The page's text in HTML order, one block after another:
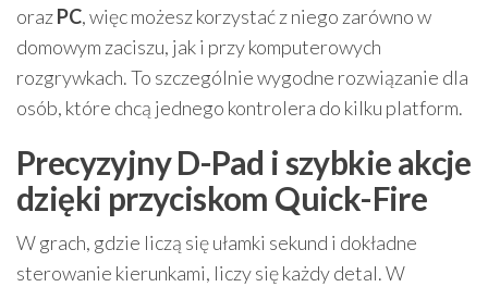
orazPC, więc możesz korzystać z niego zarówno w
domowym zaciszu, jak i przy komputerowych
rozgrywkach. To szczególnie wygodne rozwiązanie dla
osób, które chcą jednego kontrolera do kilku platform.
Precyzyjny D-Pad i szybkie akcje
dzięki przyciskom Quick-Fire
W grach, gdzie liczą się ułamki sekund i dokładne
sterowanie kierunkami, liczy się każdy detal. W